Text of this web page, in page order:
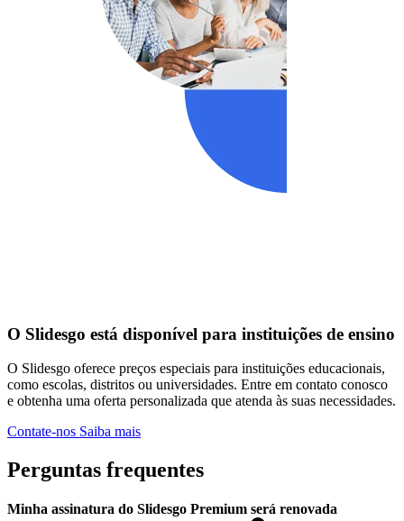
O Slidesgo está disponível para instituições de ensino
O Slidesgo oferece preços especiais para instituições educacionais,
como escolas, distritos ou universidades. Entre em contato conosco
e obtenha uma oferta personalizada que atenda às suas necessidades.
Contate-nos Saiba mais
Perguntas frequentes
Minha assinatura do Slidesgo Premium será renovada